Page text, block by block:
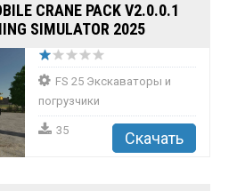
CRANE PACK V2.0.0.1
SIMULATOR 2025
FS 25 Экскаваторы и
погрузчики
35 Скачать